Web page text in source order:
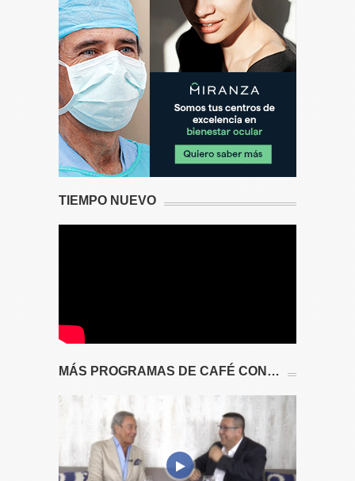
TIEMPO NUEVO
MÁS PROGRAMAS DE CAFÉ CON…